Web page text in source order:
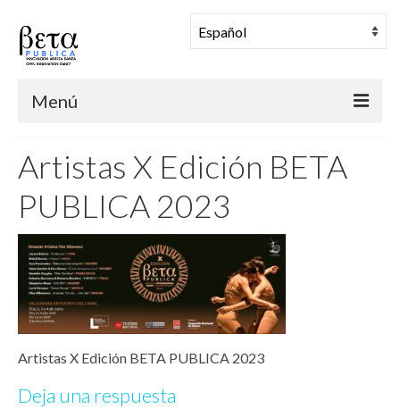
Menú
Una Mañana en Danza
Comunidad
Archivo
Noticias
Artistas X Edición BETA
PUBLICA 2023
Artistas X Edición BETA PUBLICA 2023
Deja una respuesta